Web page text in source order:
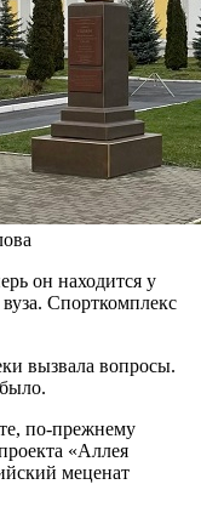
он находится у
Спорткомплекс
вызвала вопросы.
по-прежнему
«Аллея
меценат